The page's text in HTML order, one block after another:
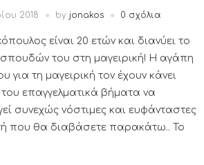
2018 by jonakos 0 σχόλια
είναι 20 ετών και διανύει το
σπουδών του στη μαγειρική! Η αγάπη
για τη μαγειρική τον έχουν κάνει
επαγγελματικά βήματα να
συνεχώς νόστιμες και ευφάνταστες
που θα διαβάσετε παρακάτω.. Το